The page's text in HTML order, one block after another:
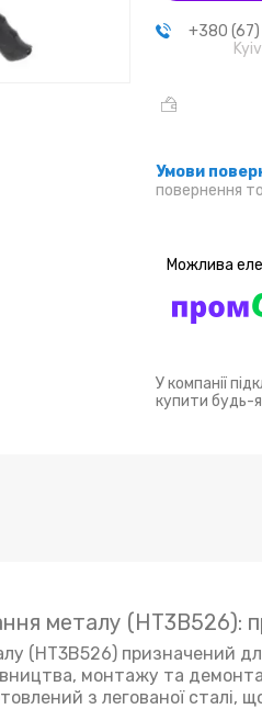
+380
повернення
У компанії
купити будь-
металу (HT3B526):
(HT3B526) призначений
монтажу та
з легованої сталі,